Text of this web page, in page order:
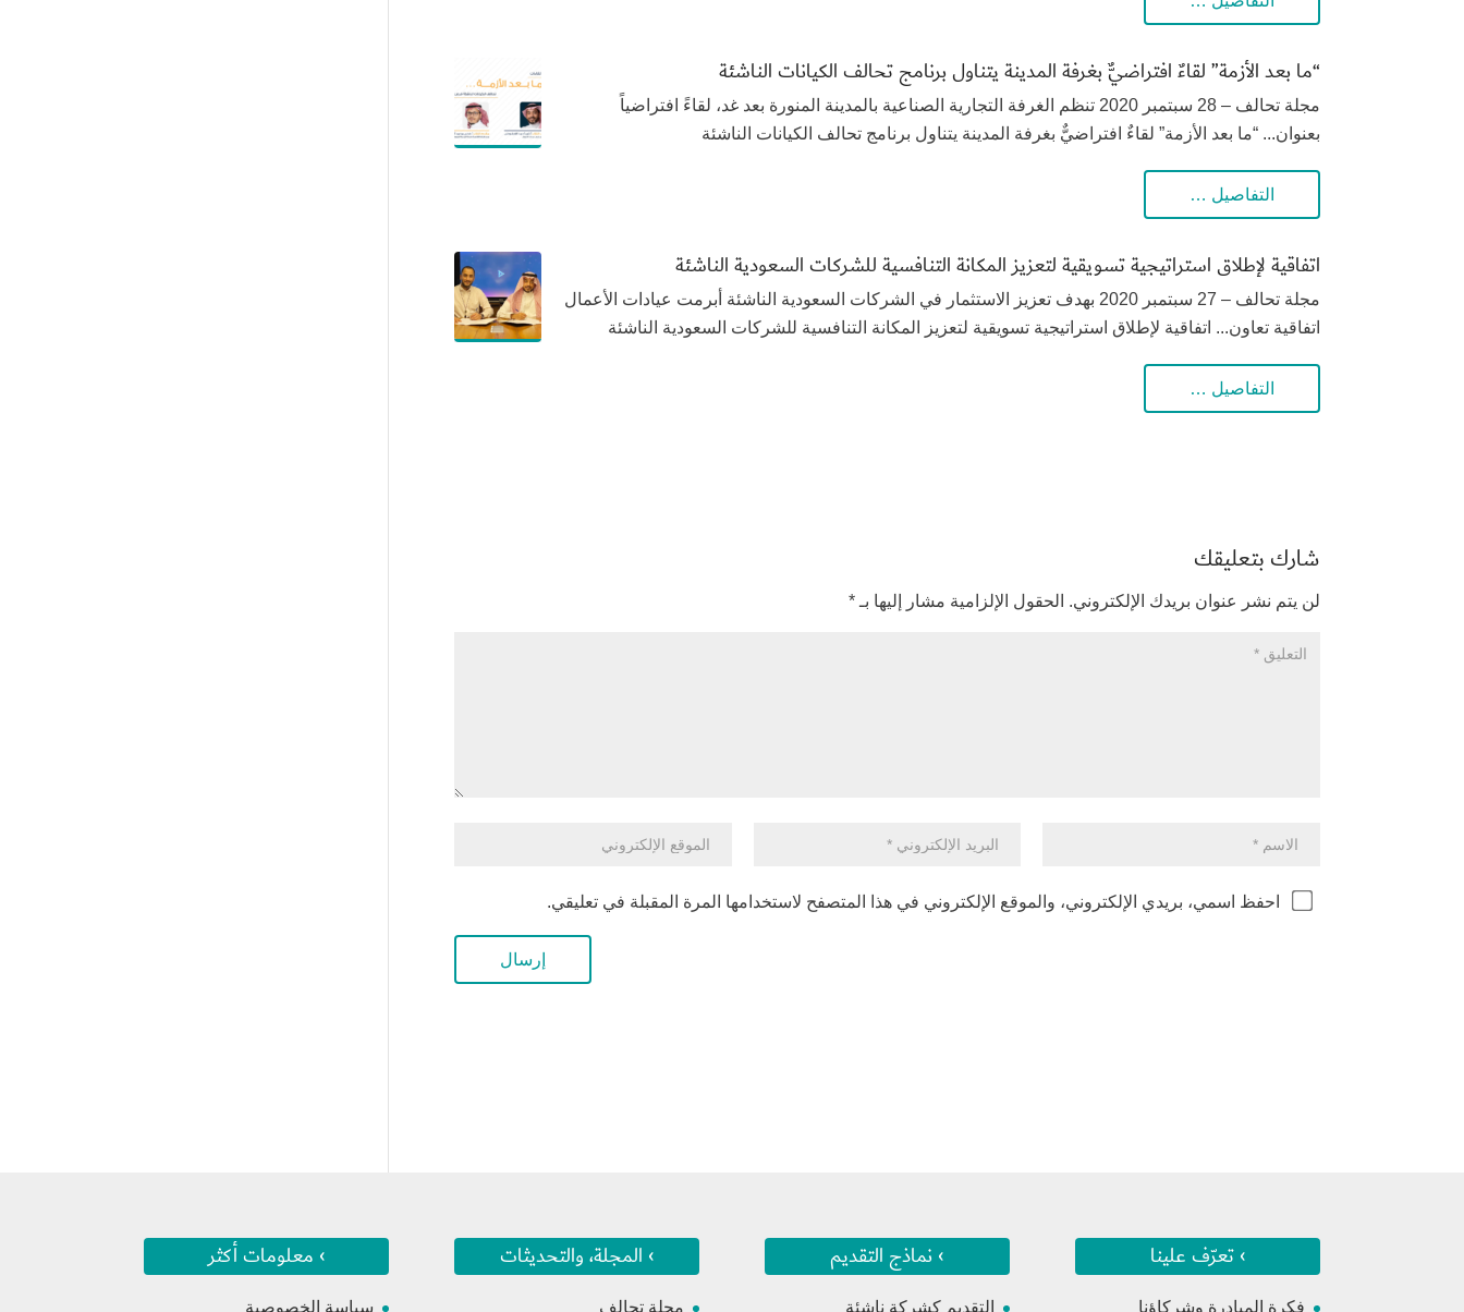
“ما بعد الأزمة” لقاءٌ افتراضيٌّ بغرفة المدينة يتناول برنامج تحالف الكيانات الناشئة
مجلة تحالف – 28 سبتمبر 2020 تنظم الغرفة التجارية الصناعية بالمدينة المنورة بعد غد، لقاءً افتراضياً
بعنوان... “ما بعد الأزمة” لقاءٌ افتراضيٌّ بغرفة المدينة يتناول برنامج تحالف الكيانات الناشئة
التفاصيل …
اتفاقية لإطلاق استراتيجية تسويقية لتعزيز المكانة التنافسية للشركات السعودية الناشئة
مجلة تحالف – 27 سبتمبر 2020 بهدف تعزيز الاستثمار في الشركات السعودية الناشئة أبرمت عيادات الأعمال
اتفاقية تعاون... اتفاقية لإطلاق استراتيجية تسويقية لتعزيز المكانة التنافسية للشركات السعودية الناشئة
التفاصيل …
شارك بتعليقك
لن يتم نشر عنوان بريدك الإلكتروني. الحقول الإلزامية مشار إليها بـ *
احفظ اسمي، بريدي الإلكتروني، والموقع الإلكتروني في هذا المتصفح لاستخدامها المرة المقبلة في تعليقي.
› تعرّف علينا
فكرة المبادرة وشركاؤنا
› نماذج التقديم
التقديم كشركة ناشئة
› المجلة، والتحديثات
مجلة تحالف
› معلومات أكثر
سياسة الخصوصية